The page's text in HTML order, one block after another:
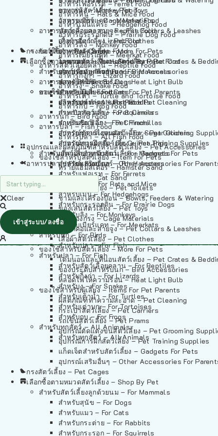
อาหารเฟอร์เร็ต – Ferret Food
อาหารหนู – Rats & Mice Food
อาหารเม่นแคระ – Hedgehog Food
อาหารกระรอกดิน – Prairie Dog Food
อาหารลิง – Monkey Food
อาหารเมียร์แคท – Meerkat Food
อาหารสัตว์เลี้อยคลาน – Reptile Food
อาหารกิ้งก่า – Lizard Food
อาหารงู – Snake Food
อาหารเต่า – Turtle and Tortoise Food
อาหารกบ – Frog Food
อาหารนก – Bird Food
อาหารปลา – Fish Food
อาหารปลา – All Fish Food
อุปกรณและผลิตภัณฑ์สำหรับสัตว์เลี้ยง – Pet Accessories
ของใช้สำหรับสัตว์เลี้ยง – Item For Pets
ทรายแฮมสเตอร์ – Hamster Sand
ทรายแมว – Cat Sand
ห้องน้ำสัตว์เลี้ยง – Pet Toilets
ชามและเครื่องป้อน – Bowls, Feeders & Watering
ของเล่นสัตว์เลี้ยง – Pet Toys
วัสดุรองกรง – Cage Materials
ปลอกคอและสายจูง – Pet Collars & Leashes
เสื้อผ้าสัตว์เลี้ยง – Pet Clothes
ของใช้สำหรับสัตว์เลี้ยง – More For Pets
โดมนอนและที่นอนสัตว์เลี้ยง – Pet Crates &
ของประดับสำหรับนก – Bird Accessories
หลอดไฟให้ความร้อน – Heat Light Bulb
ของใช้สำหรับผู้เลี้ยง – Items For Pet Parents
ผลิตภัณฑ์ทำความสะอาด – Pet Cleaning
กระเป๋าสัตว์เลี้ยง – Pet Carriers
รถเข็นสัตว์เลี้ยง – Pet Prams
อุปกรณ์ตัดแต่งขนสัตว์เลี้ยง – Pet Grooming
อุปกรณ์การฝึกสัตว์เลี้ยง – Pet Training Supplies
แก็ดเจ็ตสำหรับสัตว์เลี้ยง – Gadgets For Pets
อุปกรณ์เสริมอื่นๆ – Other Accessories For
กรงสัตว์เลี้ยง – Pet Cages
เลือกซื้อตามหมวดสัตว์เลี้ยง – Shop By Pet
สำหรับสัตว์เลี้ยงลูกด้วยนม – For Mammals
สำหรับสุนัข – For Dogs
สำหรับแมว – For Cats
สำหรับกระต่าย – For Rabbits
สำหรับกระรอก – For Squirrels
อาหารลิง – Monkey Food
อาหารเมียร์แคท – Meerkat Food
อาหารสัตว์เลี้อยคลาน – Reptile Food
อาหารกิ้งก่า – Lizard Food
อาหารงู – Snake Food
อาหารเต่า – Turtle and Tortoise Food
อาหารกบ – Frog Food
อาหารนก – Bird Food
อาหารปลา – Fish Food
อาหารปลา – All Fish Food
ของเล่นสัตว์เลี้ยง – Pet Toys
วัสดุรองกรง – Cage Materials
ปลอกคอและสายจูง – Pet Collars & Leashes
เสื้อผ้าสัตว์เลี้ยง – Pet Clothes
ของใช้สำหรับสัตว์เลี้ยง – More For Pets
โดมนอนและที่นอนสัตว์เลี้ยง – Pet Crates &
ของประดับสำหรับนก – Bird Accessories
หลอดไฟให้ความร้อน – Heat Light Bulb
ของใช้สำหรับผู้เลี้ยง – Items For Pet Parents
ผลิตภัณฑ์ทำความสะอาด – Pet Cleaning
กระเป๋าสัตว์เลี้ยง – Pet Carriers
รถเข็นสัตว์เลี้ยง – Pet Prams
อุปกรณ์ตัดแต่งขนสัตว์เลี้ยง – Pet Grooming
อุปกรณ์การฝึกสัตว์เลี้ยง – Pet Training Supplies
แก็ดเจ็ตสำหรับสัตว์เลี้ยง – Gadgets For Pets
อุปกรณ์เสริมอื่นๆ – Other Accessories For
กรงสัตว์เลี้ยง – Pet Cages
เลือกซื้อตามหมวดสัตว์เลี้ยง – Shop By Pet
สำหรับสัตว์เลี้ยงลูกด้วยนม – For Mammals
สำหรับสุนัข – For Dogs
สำหรับแมว – For Cats
สำหรับกระต่าย – For Rabbits
สำหรับกระรอก – For Squirrels
สำหรับชินชิล่า – For Chinchillas
สำหรับชูการ์ไกลเดอร์ – For Sugar Gliders
สำหรับหนูแกสบี้ – For Guinea Pigs
สำหรับสัตว์เลี้ยงลูกด้วยนม – For Mammals
สำหรับแฮมสเตอร์ – For Hamsters
สำหรับเฟอเรท – For Ferrets
สำหรับหนู – For Rats and Mice
สำหรับเม่น – For Hedgehogs
สำหรับกระรอกดิน – For Prairie Dogs
สำหรับลิง – For Monkeys
สำหรับเมียร์แคท – For Meerkats
สำหรับนก – For Birds
สำหรับปลา – For Fish
สำหรับปลา – For Fish
สำหรับสัตว์เลื้อยคลาน – For Reptiles
สำหรับกิ้งก่า – For Lizards
สำหรับงู – For Snakes
สำหรับเต่าน้ำ – For Turtles
สำหรับเต่าบก – For Tortoises
สำหรับกบ – For Frogs
สำหรับทุกสัตว์ – All Animals
สำหรับทุกสัตว์ – All Animals
อาหารปลา – Fish Food
Clear
เข้าสู่ระบบ/ลงชื่อ